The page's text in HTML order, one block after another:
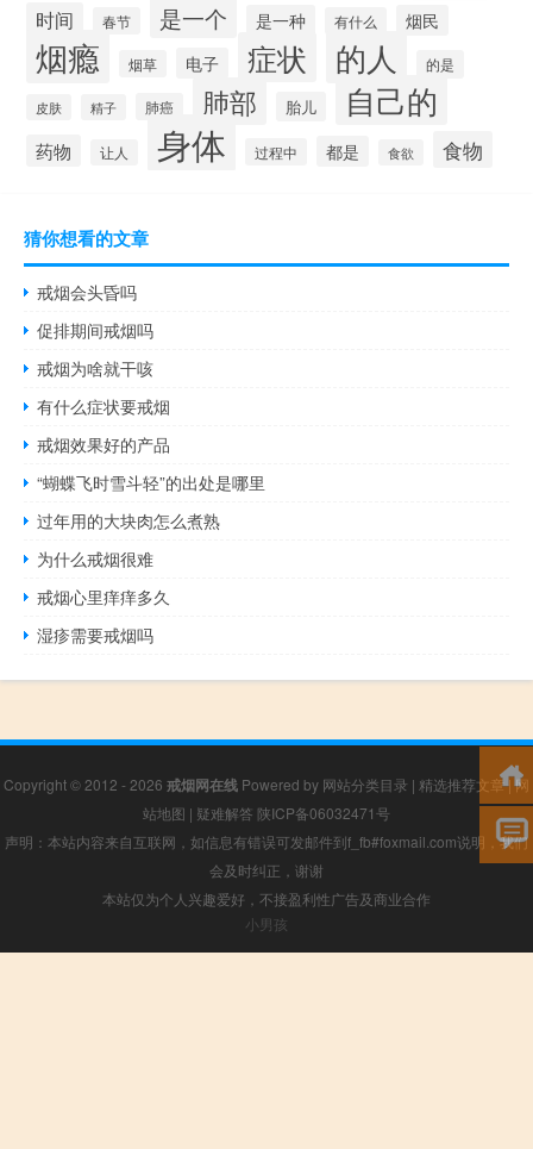
时间 春节 是一个 是一种 有什么 烟民
烟瘾 烟草 电子 症状 的人 的是
皮肤 精子 肺癌 肺部 胎儿 自己的
药物 让人 身体 过程中 都是 食欲 食物
猜你想看的文章
戒烟会头昏吗
促排期间戒烟吗
戒烟为啥就干咳
有什么症状要戒烟
戒烟效果好的产品
“蝴蝶飞时雪斗轻”的出处是哪里
过年用的大块肉怎么煮熟
为什么戒烟很难
戒烟心里痒痒多久
湿疹需要戒烟吗
Copyright © 2012 - 2026 戒烟网在线 Powered by 网站分类目录 | 精选推荐文章|网
站地图 | 疑难解答 陕ICP备06032471号
声明：本站内容来自互联网，如信息有错误可发邮件到f_fb#foxmail.com说明，我们
会及时纠正，谢谢
本站仅为个人兴趣爱好，不接盈利性广告及商业合作
小男孩